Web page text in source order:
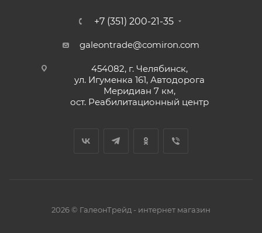
+7 (351) 200-21-35
galeontrade@comiron.com
454082, г. Челябинск,
ул. Игуменка 161, Автодорога
Меридиан 7 км,
ост. Реабилитационный центр
2026 © ГалеонТрейд - интернет магазин